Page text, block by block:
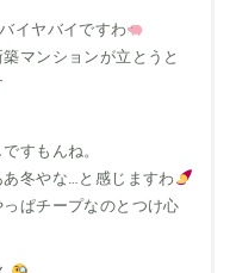
イヤバイですわ
マンションが立とうと
すもんね。
冬やな…と感じますわ
ぱチープなのとつけ心